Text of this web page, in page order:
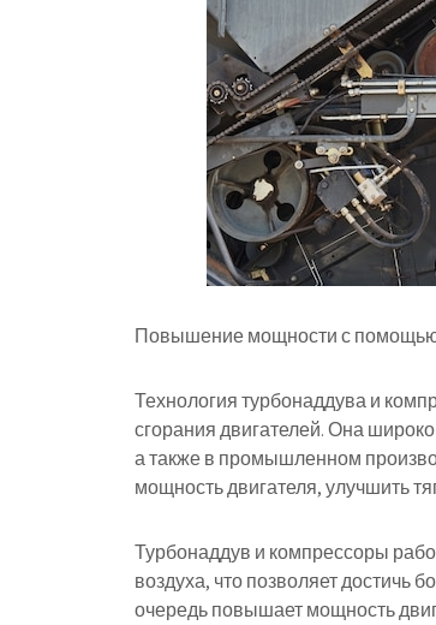
Повышение мощности с помощью
Технология турбонаддува и
сгорания двигателей. Она
а также в промышленном
мощность двигателя, улучшить
Турбонаддув и компрессоры
воздуха, что позволяет достичь
очередь повышает мощность